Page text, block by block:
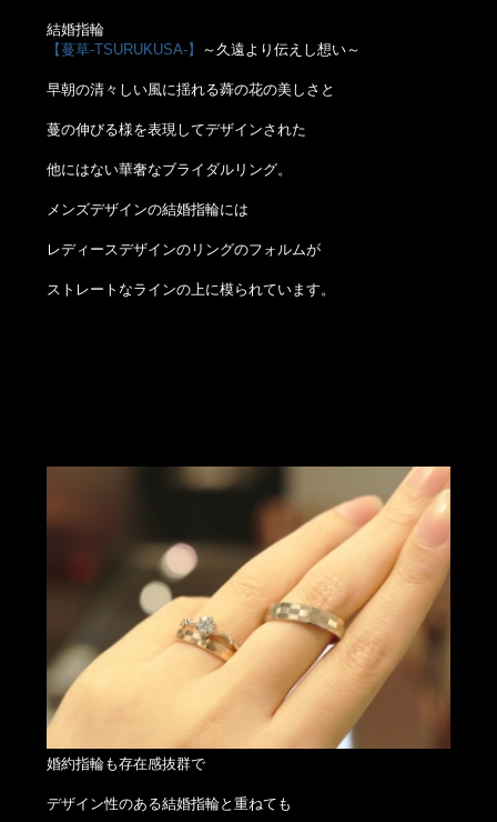
結婚指輪
【蔓草-TSURUKUSA-】
～久遠より伝えし想い～
早朝の清々しい風に揺れる蕣の花の美しさと
蔓の伸びる様を表現してデザインされた
他にはない華奢なブライダルリング。
メンズデザインの結婚指輪には
レディースデザインのリングのフォルムが
ストレートなラインの上に模られています。
婚約指輪も存在感抜群で
デザイン性のある結婚指輪と重ねても